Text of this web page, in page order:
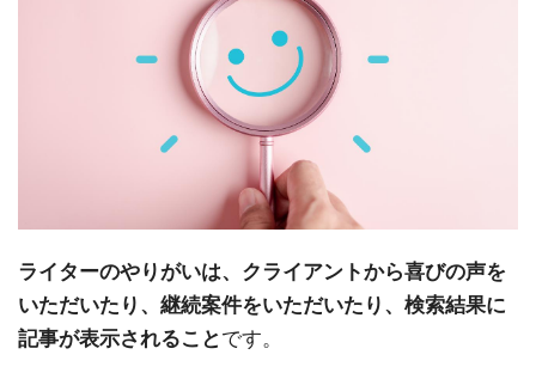
ライターのやりがいは、クライアントから喜びの声を
いただいたり、継続案件をいただいたり、検索結果に
記事が表示されることです。